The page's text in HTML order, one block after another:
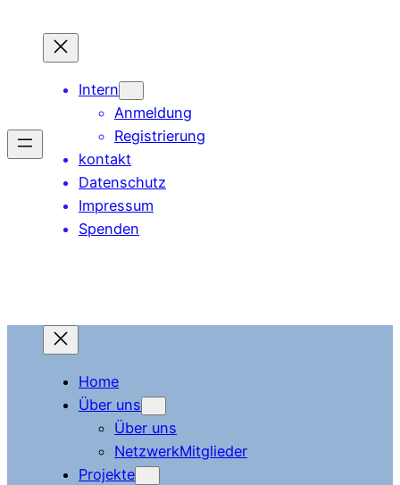
Inhalt
springen
Intern
Anmeldung
Registrierung
kontakt
Datenschutz
Impressum
Spenden
Home
Über uns
Über uns
NetzwerkMitglieder
Projekte